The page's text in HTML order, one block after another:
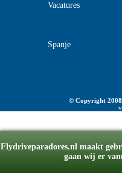
Flydriveparadores.nl maakt
gaan wij er
Vacatures
Spanje
© Copyright